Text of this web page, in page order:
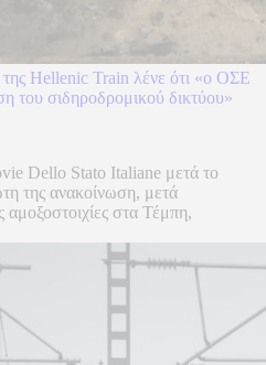
Hellenic Train λένε ότι «ο ΟΣΕ
του σιδηροδρομικού δικτύου»
Dello Stato Italiane μετά το
της ανακοίνωση, μετά
στα Τέμπη,